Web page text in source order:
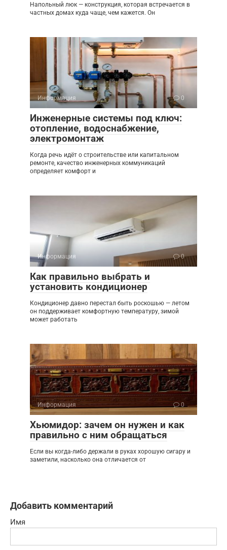
Напольный люк — конструкция, которая встречается в
частных домах куда чаще, чем кажется. Он
Информация 0
Инженерные системы под ключ:
отопление, водоснабжение,
электромонтаж
Когда речь идёт о строительстве или капитальном
ремонте, качество инженерных коммуникаций
определяет комфорт и
Информация 0
Как правильно выбрать и
установить кондиционер
Кондиционер давно перестал быть роскошью — летом
он поддерживает комфортную температуру, зимой
может работать
Информация 0
Хьюмидор: зачем он нужен и как
правильно с ним обращаться
Если вы когда-либо держали в руках хорошую сигару и
заметили, насколько она отличается от
Добавить комментарий
Имя